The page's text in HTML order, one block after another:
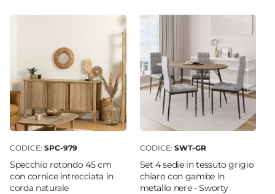
CODICE: SPC-979
Specchio rotondo 45 cm
con cornice intrecciata in
corda naturale
CODICE: SWT-GR
Set 4 sedie in tessuto grigio
chiaro con gambe in
metallo nere - Sworty